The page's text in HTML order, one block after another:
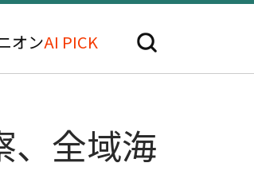
オンAI PICK
、全域海